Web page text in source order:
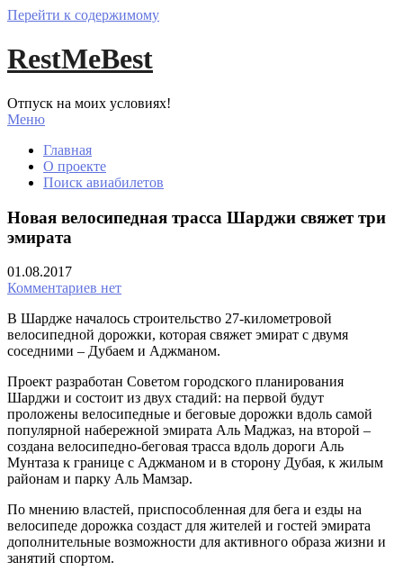
Перейти к содержимому
RestMeBest
Отпуск на моих условиях!
Меню
Главная
О проекте
Поиск авиабилетов
Новая велосипедная трасса Шарджи свяжет три
эмирата
01.08.2017
Комментариев нет
В Шардже началось строительство 27-километровой
велосипедной дорожки, которая свяжет эмират с двумя
соседними – Дубаем и Аджманом.
Проект разработан Советом городского планирования
Шарджи и состоит из двух стадий: на первой будут
проложены велосипедные и беговые дорожки вдоль самой
популярной набережной эмирата Аль Маджаз, на второй –
создана велосипедно-беговая трасса вдоль дороги Аль
Мунтаза к границе с Аджманом и в сторону Дубая, к жилым
районам и парку Аль Мамзар.
По мнению властей, приспособленная для бега и езды на
велосипеде дорожка создаст для жителей и гостей эмирата
дополнительные возможности для активного образа жизни и
занятий спортом.